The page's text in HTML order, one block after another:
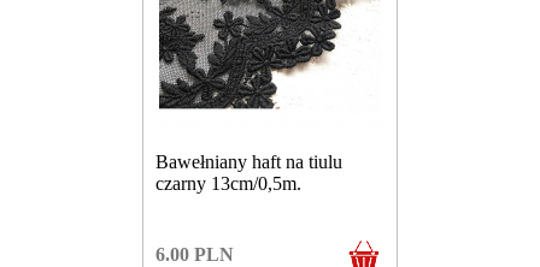
Bawełniany haft na tiulu
czarny 13cm/0,5m.
6.00 PLN